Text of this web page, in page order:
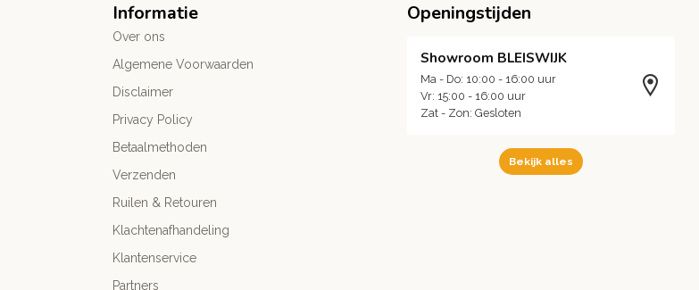
Informatie
Over ons
Algemene Voorwaarden
Disclaimer
Privacy Policy
Betaalmethoden
Verzenden
Ruilen & Retouren
Klachtenafhandeling
Klantenservice
Partners
Openingstijden
Showroom BLEISWIJK
Ma - Do: 10:00 - 16:00 uur
Vr: 15:00 - 16:00 uur
Zat - Zon: Gesloten
Bekijk alles